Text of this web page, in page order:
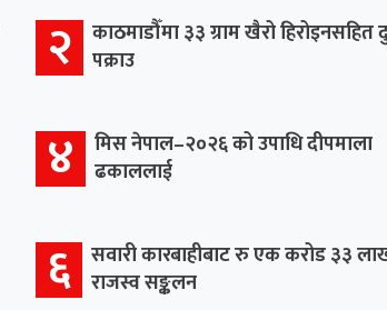
२
काठमाडौँमा ३३ ग्राम खैरो हिरोइनसहित
पक्राउ
४
मिस नेपाल–२०२६ को उपाधि दीपमाला
ढकाललाई
६ सवारी कारबाहीबाट रु एक करोड ३३
राजस्व सङ्कलन